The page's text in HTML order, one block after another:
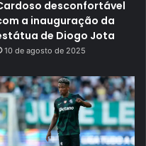
desconfortável
a inauguração da
de Diogo Jota
10 de agosto de 2025